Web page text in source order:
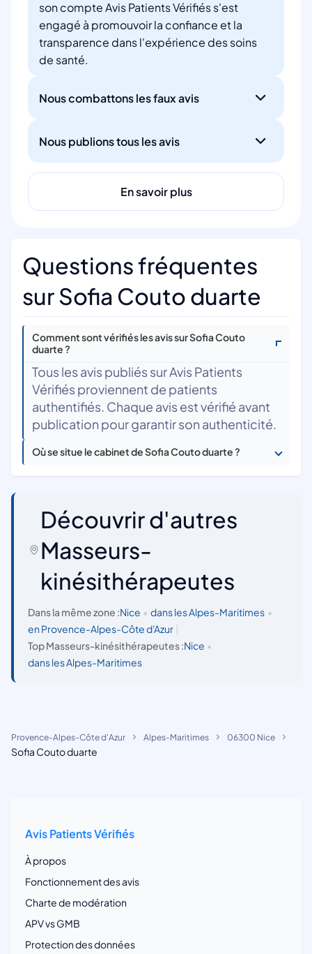
son compte Avis Patients Vérifiés s'est
engagé à promouvoir la confiance et la
transparence dans l'expérience des soins
de santé.
Nous combattons les faux avis
Nous publions tous les avis
En savoir plus
Questions fréquentes
sur Sofia Couto duarte
Comment sont vérifiés les avis sur Sofia Couto
duarte ?
Tous les avis publiés sur Avis Patients
Vérifiés proviennent de patients
authentifiés. Chaque avis est vérifié avant
publication pour garantir son authenticité.
Où se situe le cabinet de Sofia Couto duarte ?
Découvrir d'autres
Masseurs-
kinésithérapeutes
Dans la même zone :Nice • dans les Alpes-Maritimes •
en Provence-Alpes-Côte d'Azur
Top Masseurs-kinésithérapeutes :Nice •
dans les Alpes-Maritimes
Provence-Alpes-Côte d'Azur Alpes-Maritimes 06300 Nice
Sofia Couto duarte
Avis Patients Vérifiés
À propos
Fonctionnement des avis
Charte de modération
APV vs GMB
Protection des données